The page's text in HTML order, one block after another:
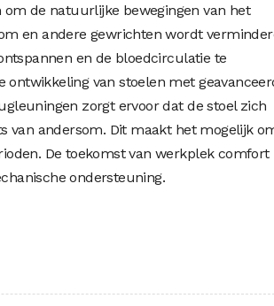
de natuurlijke bewegingen van het
en andere gewrichten wordt
en de bloedcirculatie te
ontwikkeling van stoelen met
zorgt ervoor dat de stoel zich
van andersom. Dit maakt het mogelijk
De toekomst van werkplek comfort
ondersteuning.